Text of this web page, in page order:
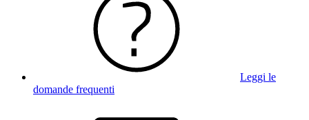
Leggi le
domande frequenti